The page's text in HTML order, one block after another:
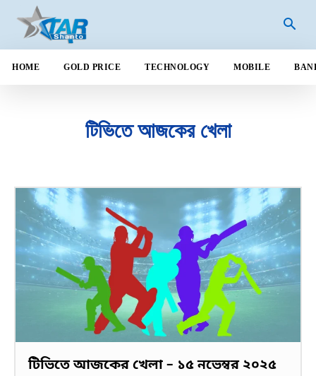
HOME GOLD PRICE TECHNOLOGY MOBILE
টিভিতে আজকের খেলা
টিভিতে আজকের খেলা – ১৫ নভেম্বর ২০২৫